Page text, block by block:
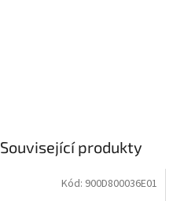
Související produkty
Kód: 900D800036E01